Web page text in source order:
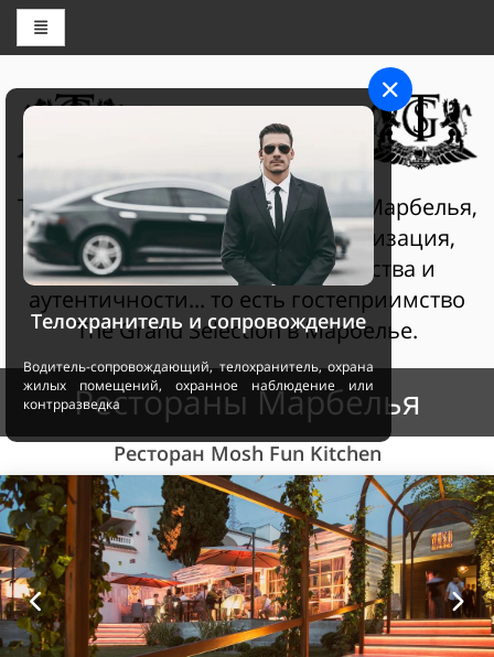
THE GRAND SELECTION
The Grand Selection Султан Клаб Марбелья,
гостеприимство - это персонализация,
услуги самого высокого качества и
аутентичности... то есть гостеприимство
The Grand Selection в Марбелье.
Рестораны Марбелья
Ресторан Mosh Fun Kitchen
Телохранитель и сопровождение
Водитель-сопровождающий, телохранитель, охрана
жилых помещений, охранное наблюдение или
контрразведка